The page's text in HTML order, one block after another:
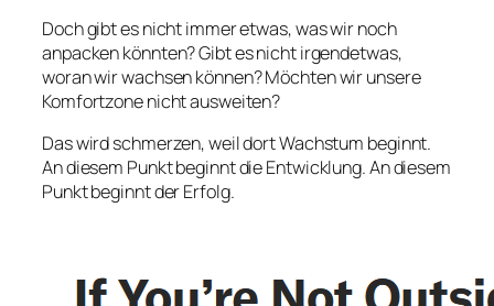
Doch gibt es nicht immer etwas, was wir noch
anpacken könnten? Gibt es nicht irgendetwas,
woran wir wachsen können? Möchten wir unsere
Komfortzone nicht ausweiten?
Das wird schmerzen, weil dort Wachstum beginnt.
An diesem Punkt beginnt die Entwicklung. An diesem
Punkt beginnt der Erfolg.